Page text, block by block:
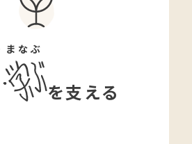
まなぶ
を支える